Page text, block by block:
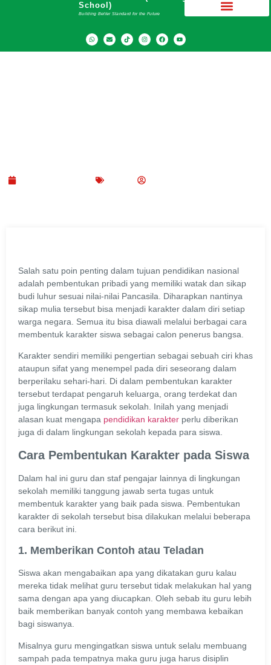
School)
Building Better Standard for the Future
Salah satu poin penting dalam tujuan pendidikan nasional
adalah pembentukan pribadi yang memiliki watak dan sikap
budi luhur sesuai nilai-nilai Pancasila. Diharapkan nantinya
sikap mulia tersebut bisa menjadi karakter dalam diri setiap
warga negara. Semua itu bisa diawali melalui berbagai cara
membentuk karakter siswa sebagai calon penerus bangsa.
Karakter sendiri memiliki pengertian sebagai sebuah ciri khas
ataupun sifat yang menempel pada diri seseorang dalam
berperilaku sehari-hari. Di dalam pembentukan karakter
tersebut terdapat pengaruh keluarga, orang terdekat dan
juga lingkungan termasuk sekolah. Inilah yang menjadi
alasan kuat mengapa pendidikan karakter perlu diberikan
juga di dalam lingkungan sekolah kepada para siswa.
Cara Pembentukan Karakter pada Siswa
Dalam hal ini guru dan staf pengajar lainnya di lingkungan
sekolah memiliki tanggung jawab serta tugas untuk
membentuk karakter yang baik pada siswa. Pembentukan
karakter di sekolah tersebut bisa dilakukan melalui beberapa
cara berikut ini.
1. Memberikan Contoh atau Teladan
Siswa akan mengabaikan apa yang dikatakan guru kalau
mereka tidak melihat guru tersebut tidak melakukan hal yang
sama dengan apa yang diucapkan. Oleh sebab itu guru lebih
baik memberikan banyak contoh yang membawa kebaikan
bagi siswanya.
Misalnya guru mengingatkan siswa untuk selalu membuang
sampah pada tempatnya maka guru juga harus disiplin